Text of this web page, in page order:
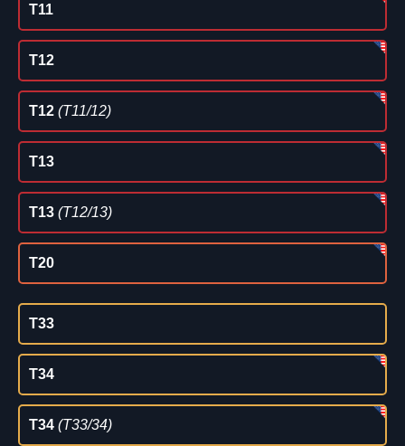
T11
T12
T12 (T11/12)
T13
T13 (T12/13)
T20
T33
T34
T34 (T33/34)